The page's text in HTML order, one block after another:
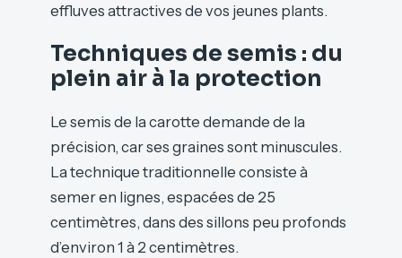
effluves attractives de vos jeunes plants.
Techniques de semis : du
plein air à la protection
Le semis de la carotte demande de la
précision, car ses graines sont minuscules.
La technique traditionnelle consiste à
semer en lignes, espacées de 25
centimètres, dans des sillons peu profonds
d’environ 1 à 2 centimètres.